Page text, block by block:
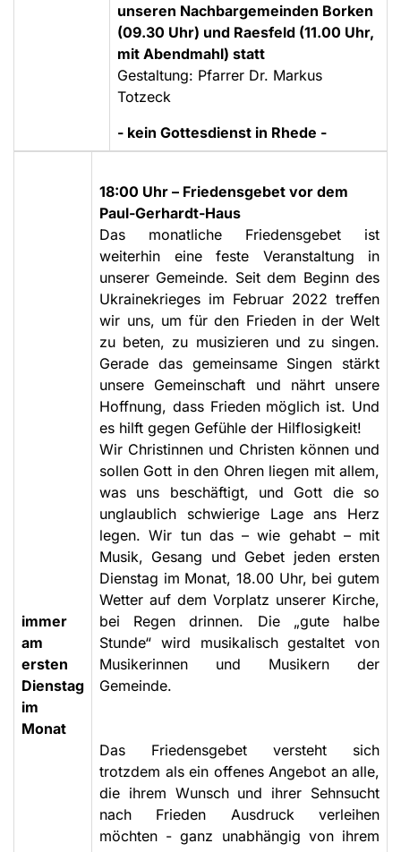
unseren Nachbargemeinden Borken
(09.30 Uhr) und Raesfeld (11.00 Uhr,
mit Abendmahl) statt
Gestaltung: Pfarrer Dr. Markus
Totzeck
- kein Gottesdienst in Rhede -
immer
am
ersten
Dienstag
im
Monat
18:00 Uhr – Friedensgebet vor dem
Paul-Gerhardt-Haus
Das monatliche Friedensgebet ist
weiterhin eine feste Veranstaltung in
unserer Gemeinde. Seit dem Beginn des
Ukrainekrieges im Februar 2022 treffen
wir uns, um für den Frieden in der Welt
zu beten, zu musizieren und zu singen.
Gerade das gemeinsame Singen stärkt
unsere Gemeinschaft und nährt unsere
Hoffnung, dass Frieden möglich ist. Und
es hilft gegen Gefühle der Hilflosigkeit!
Wir Christinnen und Christen können und
sollen Gott in den Ohren liegen mit allem,
was uns beschäftigt, und Gott die so
unglaublich schwierige Lage ans Herz
legen. Wir tun das – wie gehabt – mit
Musik, Gesang und Gebet jeden ersten
Dienstag im Monat, 18.00 Uhr, bei gutem
Wetter auf dem Vorplatz unserer Kirche,
bei Regen drinnen. Die „gute halbe
Stunde“ wird musikalisch gestaltet von
Musikerinnen und Musikern der
Gemeinde.
Das Friedensgebet versteht sich
trotzdem als ein offenes Angebot an alle,
die ihrem Wunsch und ihrer Sehnsucht
nach Frieden Ausdruck verleihen
möchten - ganz unabhängig von ihrem